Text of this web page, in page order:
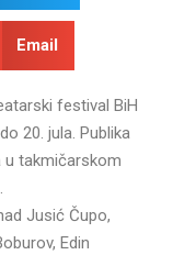
Email
festival BiH
20. jula. Publika
u takmičarskom
Jusić Čupo,
Edin